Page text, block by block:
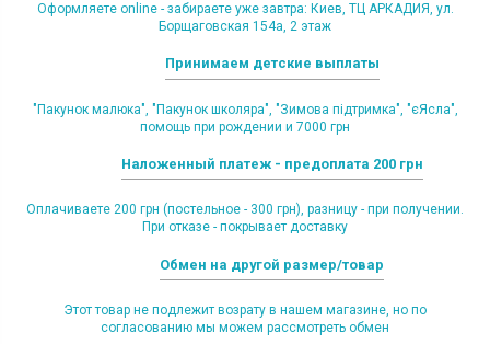
Оформляете online - забираете уже завтра: Киев, ТЦ АРКАДИЯ, ул.
Борщаговская 154а, 2 этаж
Принимаем детские выплаты
"Пакунок малюка", "Пакунок школяра", "Зимова підтримка", "єЯсла",
помощь при рождении и 7000 грн
Наложенный платеж - предоплата 200 грн
Оплачиваете 200 грн (постельное - 300 грн), разницу - при получении.
При отказе - покрывает доставку
Обмен на другой размер/товар
Этот товар не подлежит возрату в нашем магазине, но по
согласованию мы можем рассмотреть обмен